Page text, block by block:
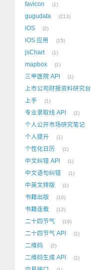
favicon 1
gugudata 213
iOS 2
iOS 应用 15
jsChart 1
mapbox 1
三甲医院 API 1
上市公司财报资料研究台
上手 1
专业录取线 API 1
个人公开市场研究笔记
个人提升 1
个性化日历 1
中文纠错 API 1
中文语句纠错 1
中英文排版 1
书籍出版 10
书籍连载 12
二十四节气 16
二十四节气 API 1
二维码 2
二维码生成 API 1